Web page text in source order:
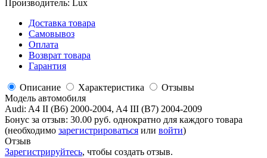
Производитель: Lux
Доставка товара
Самовывоз
Оплата
Возврат товара
Гарантия
Описание Характеристика
Отзывы
Модель автомобиля
Audi: A4 II (B6) 2000-2004, A4 III (B7) 2004-2009
Бонус за отзыв: 30.00 руб. однократно для каждого товара
(необходимо зарегистрироваться или войти)
Отзыв
Зарегистрируйтесь, чтобы создать отзыв.